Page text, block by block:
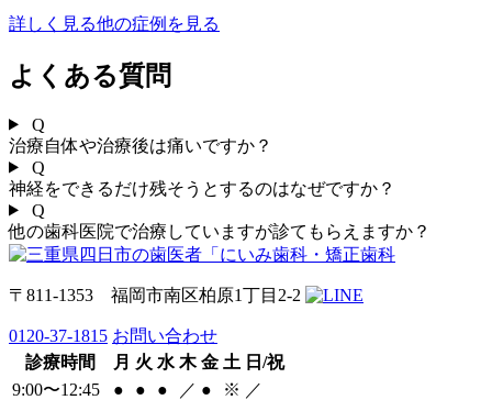
詳しく見る他の症例を見る
よくある質問
Q
治療自体や治療後は痛いですか？
Q
神経をできるだけ残そうとするのはなぜですか？
Q
他の歯科医院で治療していますが診てもらえますか？
〒811-1353 福岡市南区柏原1丁目2-2
0120-37-1815 お問い合わせ
診療時間
月 火 水 木 金 土 日/祝
9:00〜12:45
● ● ● ／ ● ※ ／